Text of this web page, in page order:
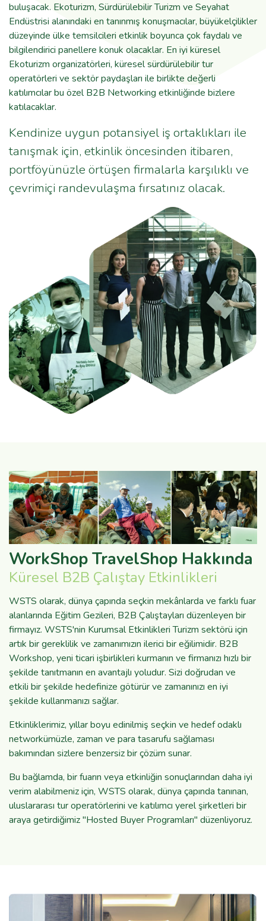
buluşacak. Ekoturizm, Sürdürülebilir Turizm ve Seyahat
Endüstrisi alanındaki en tanınmış konuşmacılar, büyükelçilikler
düzeyinde ülke temsilcileri etkinlik boyunca çok faydalı ve
bilgilendirici panellere konuk olacaklar. En iyi küresel
Ekoturizm organizatörleri, küresel sürdürülebilir tur
operatörleri ve sektör paydaşları ile birlikte değerli
katılımcılar bu özel B2B Networking etkinliğinde bizlere
katılacaklar.
Kendinize uygun potansiyel iş ortaklıkları ile
tanışmak için, etkinlik öncesinden itibaren,
portföyünüzle örtüşen firmalarla karşılıklı ve
çevrimiçi randevulaşma fırsatınız olacak.
WorkShop TravelShop Hakkında
Küresel B2B Çalıştay Etkinlikleri
WSTS olarak, dünya çapında seçkin mekânlarda ve farklı fuar
alanlarında Eğitim Gezileri, B2B Çalıştayları düzenleyen bir
firmayız. WSTS'nin Kurumsal Etkinlikleri Turizm sektörü için
artık bir gereklilik ve zamanımızın ilerici bir eğilimidir. B2B
Workshop, yeni ticari işbirlikleri kurmanın ve firmanızı hızlı bir
şekilde tanıtmanın en avantajlı yoludur. Sizi doğrudan ve
etkili bir şekilde hedefinize götürür ve zamanınızı en iyi
şekilde kullanmanızı sağlar.
Etkinliklerimiz, yıllar boyu edinilmiş seçkin ve hedef odaklı
networkümüzle, zaman ve para tasarufu sağlaması
bakımından sizlere benzersiz bir çözüm sunar.
Bu bağlamda, bir fuarın veya etkinliğin sonuçlarından daha iyi
verim alabilmeniz için, WSTS olarak, dünya çapında tanınan,
uluslararası tur operatörlerini ve katılımcı yerel şirketleri bir
araya getirdiğimiz "Hosted Buyer Programları" düzenliyoruz.